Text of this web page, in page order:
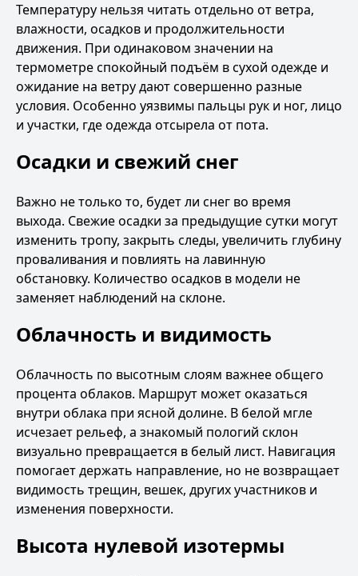
Температуру нельзя читать отдельно от ветра,
влажности, осадков и продолжительности
движения. При одинаковом значении на
термометре спокойный подъём в сухой одежде и
ожидание на ветру дают совершенно разные
условия. Особенно уязвимы пальцы рук и ног, лицо
и участки, где одежда отсырела от пота.
Осадки и свежий снег
Важно не только то, будет ли снег во время
выхода. Свежие осадки за предыдущие сутки могут
изменить тропу, закрыть следы, увеличить глубину
проваливания и повлиять на лавинную
обстановку. Количество осадков в модели не
заменяет наблюдений на склоне.
Облачность и видимость
Облачность по высотным слоям важнее общего
процента облаков. Маршрут может оказаться
внутри облака при ясной долине. В белой мгле
исчезает рельеф, а знакомый пологий склон
визуально превращается в белый лист. Навигация
помогает держать направление, но не возвращает
видимость трещин, вешек, других участников и
изменения поверхности.
Высота нулевой изотермы